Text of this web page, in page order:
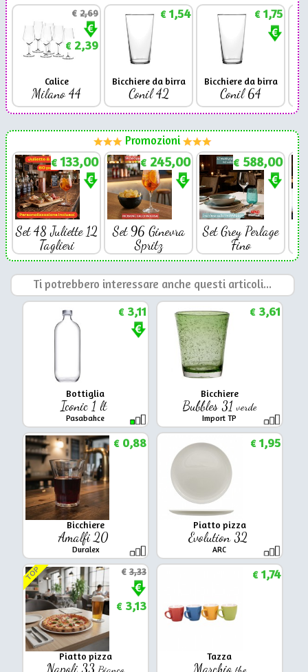
€2,69
€2,39
Calice
Milano 44
€1,54
Bicchiere da birra
Conil 42
€1,75
Bicchiere da birra
Conil 64
Promozioni
€ 133,00
Set 48 Juliette 12
Taglieri
€ 245,00
Set 96 Ginevra
Spritz
€ 588,00
Set Grey Perlage
Fino
Ti potrebbero interessare anche questi articoli...
Bottiglia
Iconic 1 lt
Pasabahce
€3,11
Bicchiere
Bubbles 31verde
Import TP
€3,61
Bicchiere
Amalfi 20
Duralex
€0,88
Piatto pizza
Evolution 32
ARC
€1,95
Piatto pizza
Napoli 33 Bianco
TOP €3,33
€3,13
Tazza
Marchio the
€1,74